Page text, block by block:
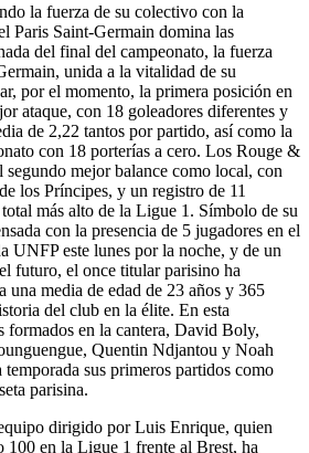
la fuerza de su colectivo con la
Paris Saint-Germain domina las
del final del campeonato, la fuerza
unida a la vitalidad de su
por el momento, la primera posición en
ataque, con 18 goleadores diferentes y
de 2,22 tantos por partido, así como la
con 18 porterías a cero. Los Rouge &
segundo mejor balance como local, con
los Príncipes, y un registro de 11
más alto de la Ligue 1. Símbolo de su
con la presencia de 5 jugadores en el
UNFP este lunes por la noche, y de un
futuro, el once titular parisino ha
una media de edad de 23 años y 365
del club en la élite. En esta
formados en la cantera, David Boly,
Quentin Ndjantou y Noah
sus primeros partidos como
parisina.
dirigido por Luis Enrique, quien
100 en la Ligue 1 frente al Brest, ha